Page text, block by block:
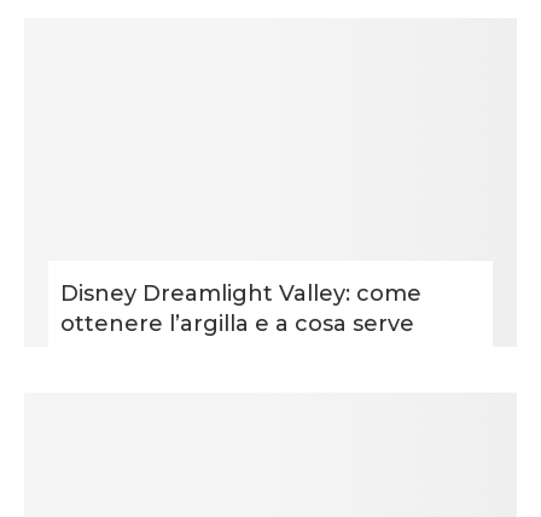
Disney Dreamlight Valley: come
ottenere l’argilla e a cosa serve